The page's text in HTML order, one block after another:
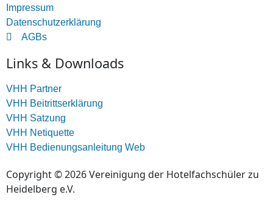
Impressum
Datenschutzerklärung
AGBs
Links & Downloads
VHH Partner
VHH Beitrittserklärung
VHH Satzung
VHH Netiquette
VHH Bedienungsanleitung Web
Copyright © 2026 Vereinigung der Hotelfachschüler zu
Heidelberg e.V.